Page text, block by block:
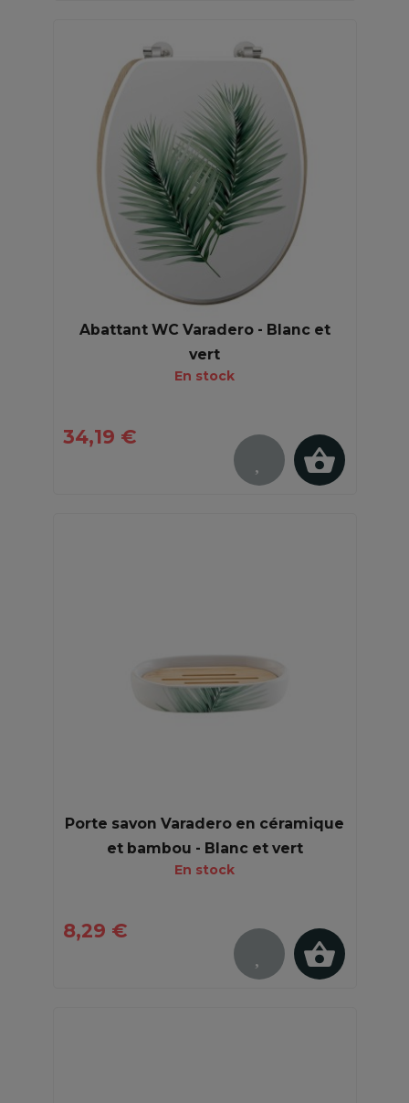
Abattant WC Varadero - Blanc et
vert
En stock
34,19 €
Porte savon Varadero en céramique
et bambou - Blanc et vert
En stock
8,29 €